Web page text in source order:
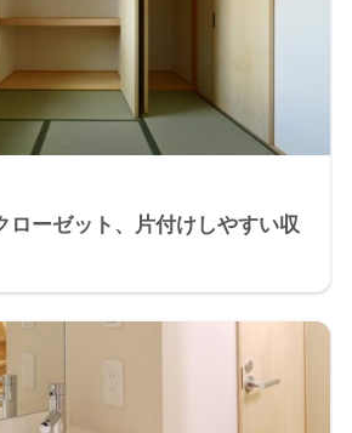
ローゼット、片付けしやすい収